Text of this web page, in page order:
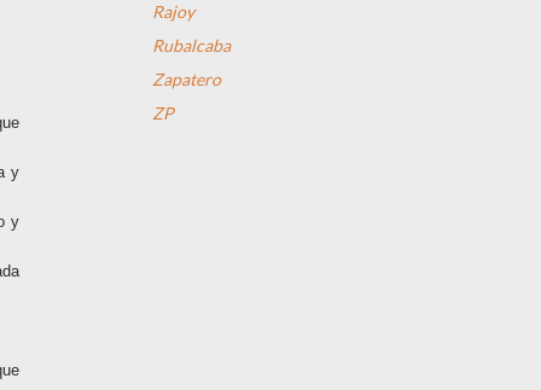
y
y
Rajoy
Rubalcaba
Zapatero
ZP